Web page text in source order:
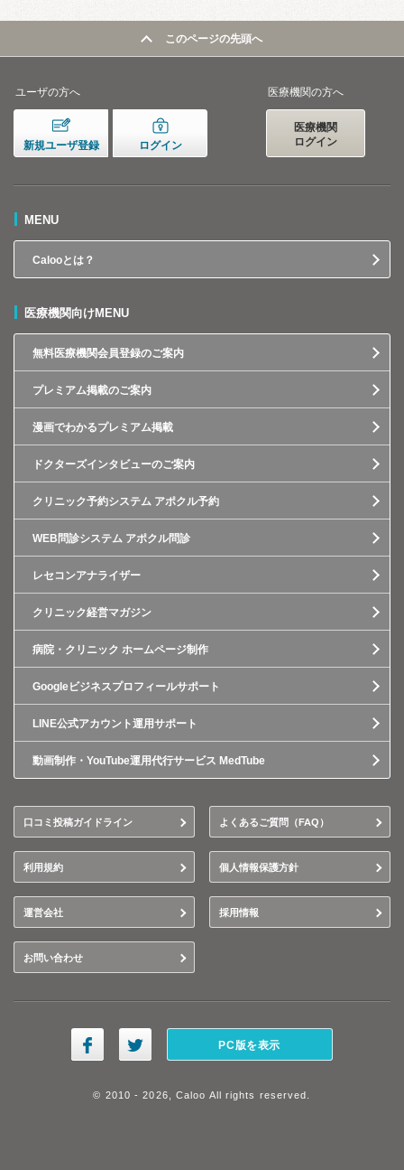
このページの先頭へ
ユーザの方へ
新規ユーザ登録 ログイン
医療機関の方へ
医療機関
ログイン
MENU
Calooとは？
医療機関向けMENU
無料医療機関会員登録のご案内
プレミアム掲載のご案内
漫画でわかるプレミアム掲載
ドクターズインタビューのご案内
クリニック予約システム アポクル予約
WEB問診システム アポクル問診
レセコンアナライザー
クリニック経営マガジン
病院・クリニック ホームページ制作
Googleビジネスプロフィールサポート
LINE公式アカウント運用サポート
動画制作・YouTube運用代行サービス MedTube
口コミ投稿ガイドライン よくあるご質問（FAQ）
利用規約 個人情報保護方針
運営会社 採用情報
お問い合わせ
PC版を表示
© 2010 - 2026, Caloo All rights reserved.